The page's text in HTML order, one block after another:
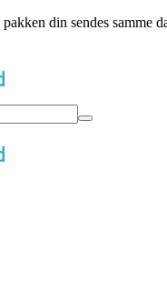
din sendes samme